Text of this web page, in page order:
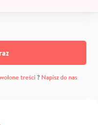
treści? Napisz do nas